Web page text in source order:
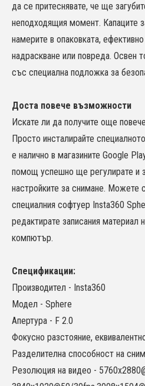
да се притеснявате, че ще
неподходящия момент. Капаците
намерите в опаковката,
надраскване или повреда. Освен
със специална подложка за
Доста повече възможности
Искате ли да получите още
Просто инсталирайте
е налично в магазините Google
помощ успешно ще регулирате и
настройките за снимане. Можете
специалния софтуер Insta360
редактирате записания материал
компютър.
Спецификации:
Производител - Insta360
Модел - Sphere
Апертура - F 2.0
Фокусно разстояние,
Разделителна способност на
Резолюция на видео -